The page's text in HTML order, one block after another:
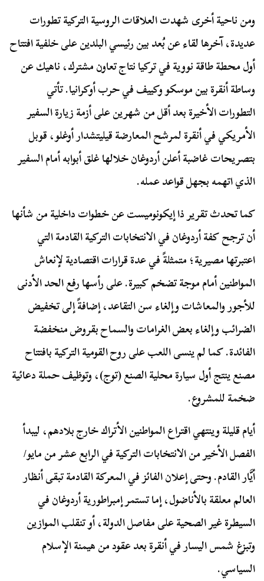
ومن ناحية أخرى شهدت العلاقات الروسية التركية تطورات
عديدة، آخرها لقاء عن بُعد بين رئيسي البلدين على خلفية افتتاح
أول محطة طاقة نووية في تركيا نتاج تعاون مشترك، ناهيك عن
وساطة أنقرة بين موسكو وكييف في حرب أوكرانيا. تأتي
التطورات الأخيرة بعد أقل من شهرين على أزمة زيارة السفير
الأمريكي في أنقرة لمرشح المعارضة قيليتشدار أوغلو، قوبل
بتصريحات غاضبة أعلن أردوغان خلالها غلق أبوابه أمام السفير
الذي اتهمه بجهل قواعد عمله.
كما تحدث تقرير ذا إيكونوميست عن خطوات داخلية من شأنها
أن ترجح كفة أردوغان في الانتخابات التركية القادمة التي
اعتبرتها مصيرية؛ متمثلةً في عدة قرارات اقتصادية لإنعاش
المواطنين أمام موجة تضخم كبيرة. على رأسها رفع الحد الأدنى
للأجور والمعاشات وإلغاء سن التقاعد، إضافةً إلى تخفيض
الضرائب وإلغاء بعض الغرامات والسماح بقروض منخفضة
الفائدة. كما لم ينسى اللعب على روح القومية التركية بافتتاح
مصنع ينتج أول سيارة محلية الصنع (توج)، وتوظيف حملة دعائية
ضخمة للمشروع.
أيام قليلة وينتهي اقتراع المواطنين الأتراك خارج بلادهم، ليبدأ
الفصل الأخير من الانتخابات التركية في الرابع عشر من مايو/
أيَّار القادم. وحتى إعلان الفائز في المعركة القادمة تبقى أنظار
العالم معلقة بالأناضول، إما تستمر إمبراطورية أردوغان في
السيطرة غير الصحية على مفاصل الدولة، أو تنقلب الموازين
وتبزغ شمس اليسار في أنقرة بعد عقود من هيمنة الإسلام
السياسي.